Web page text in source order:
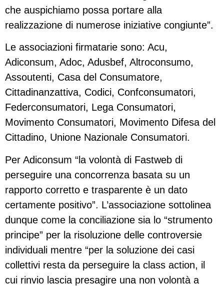
che auspichiamo possa portare alla
realizzazione di numerose iniziative congiunte”.
Le associazioni firmatarie sono: Acu,
Adiconsum, Adoc, Adusbef, Altroconsumo,
Assoutenti, Casa del Consumatore,
Cittadinanzattiva, Codici, Confconsumatori,
Federconsumatori, Lega Consumatori,
Movimento Consumatori, Movimento Difesa del
Cittadino, Unione Nazionale Consumatori.
Per Adiconsum “la volontà di Fastweb di
perseguire una concorrenza basata su un
rapporto corretto e trasparente è un dato
certamente positivo”. L’associazione sottolinea
dunque come la conciliazione sia lo “strumento
principe” per la risoluzione delle controversie
individuali mentre “per la soluzione dei casi
collettivi resta da perseguire la class action, il
cui rinvio lascia presagire una non volontà a